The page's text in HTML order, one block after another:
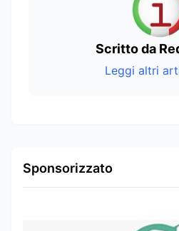
Scritto da
Leggi altri
Sponsorizzato